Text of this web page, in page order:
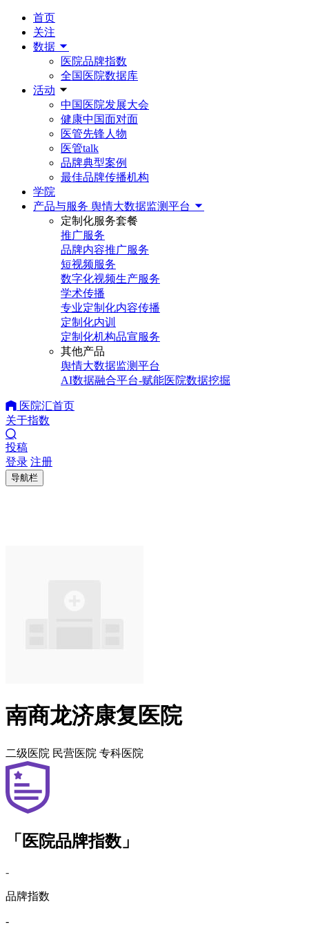
首页
关注
数据
医院品牌指数
全国医院数据库
活动
中国医院发展大会
健康中国面对面
医管先锋人物
医管talk
品牌典型案例
最佳品牌传播机构
学院
产品与服务 舆情大数据监测平台
定制化服务套餐
推广服务
品牌内容推广服务
短视频服务
数字化视频生产服务
学术传播
专业定制化内容传播
定制化内训
定制化机构品宣服务
其他产品
舆情大数据监测平台
AI数据融合平台-赋能医院数据挖掘
医院汇首页
关于指数
投稿
登录 注册
导航栏
南商龙济康复医院
二级医院 民营医院 专科医院
「医院品牌指数」
-
品牌指数
-